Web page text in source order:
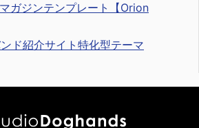
ーション
ガジンテンプレート【Orion
ド紹介サイト特化型テーマ